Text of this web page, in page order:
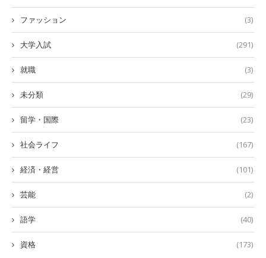
ファッション (3)
大学入試 (291)
就職 (3)
未分類 (29)
留学・国際 (23)
社会ライフ (167)
経済・経営 (101)
芸能 (2)
語学 (40)
資格 (173)